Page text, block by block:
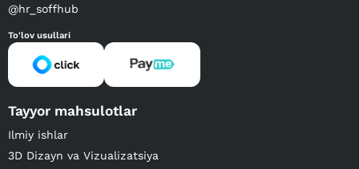
@hr_soffhub
To'lov usullari
Tayyor mahsulotlar
Ilmiy ishlar
3D Dizayn va Vizualizatsiya